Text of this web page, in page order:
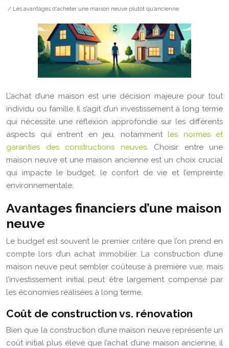
/ Les avantages d’acheter une maison neuve plutôt qu’ancienne
L’achat d’une maison est une décision majeure pour tout
individu ou famille. Il s’agit d’un investissement à long terme
qui nécessite une réflexion approfondie sur les différents
aspects qui entrent en jeu, notamment les normes et
garanties des constructions neuves. Choisir entre une
maison neuve et une maison ancienne est un choix crucial
qui impacte le budget, le confort de vie et l’empreinte
environnementale.
Avantages financiers d’une maison
neuve
Le budget est souvent le premier critère que l’on prend en
compte lors d’un achat immobilier. La construction d’une
maison neuve peut sembler coûteuse à première vue, mais
l’investissement initial peut être largement compensé par
les économies réalisées à long terme.
Coût de construction vs. rénovation
Bien que la construction d’une maison neuve représente un
coût initial plus élevé que l’achat d’une maison ancienne, il